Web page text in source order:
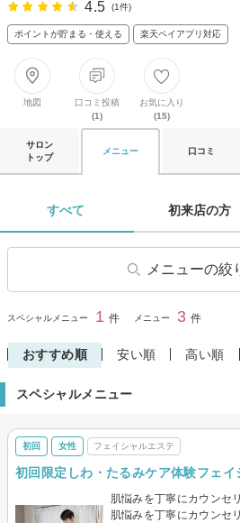
4.5 (1件)
ポイントが貯まる・使える 楽天ペイアプリ対応
地図
口コミ投稿
(1)
お気に入り
(15)
サロン
トップ
メニュー 口コミ
すべて 初来店の方
メニューの絞
フェイシャルエステ
閉じる
スペシャルメニュー 1 件 メニュー 3 件
おすすめ順 安い順 高い順
スペシャルメニュー
初回 女性 フェイシャルエステ
初回限定しわ・たるみケア体験フェイ
肌悩みを丁寧にカウンセ
肌悩みを丁寧にカウンセ